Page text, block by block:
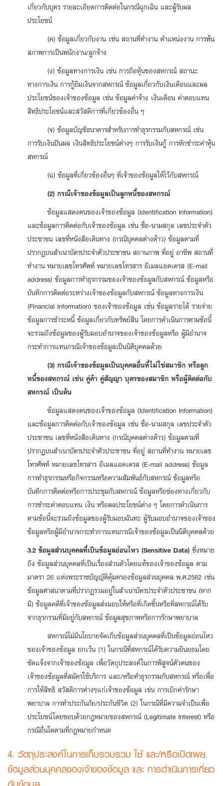
เกี่ยวกับบุตร รายละเอียดการติดต่อในกรณีฉุกเฉิน และผู้รับผล
ประโยชน์
(ค) ข้อมูลเกี่ยวกับงาน เช่น สถานที่ทำงาน ตำแหน่งงาน การพ้น
สภาพการเป็นพนักงาน/ลูกจ้าง
(ง) ข้อมูลทางการเงิน เช่น การถือหุ้นของสหกรณ์ สถานะ
ทางการเงิน การกู้ยืมเงินจากสหกรณ์ ข้อมูลเกี่ยวกับเงินเดือนและผล
ประโยชน์ของเจ้าของข้อมูล เช่น ข้อมูลค่าจ้าง เงินเดือน ค่าตอบแทน
สิทธิประโยชน์และสวัสดิการที่เกี่ยวข้องอื่น ๆ
(จ) ข้อมูลบัญชีธนาคารสำหรับการทำธุรกรรมกับสหกรณ์ เช่น
การรับเงินปันผล เงินสิทธิประโยชน์ต่างๆ การรับเงินกู้ การหักชำระค่าหุ้น
สหกรณ์
(ฉ) ข้อมูลที่เกี่ยวข้องอื่นๆ ที่เจ้าของข้อมูลให้ไว้กับสหกรณ์
(2) กรณีเจ้าของข้อมูลเป็นลูกหนี้ของสหกรณ์
ข้อมูลแสดงตนของเจ้าของข้อมูล (Identification Information)
และข้อมูลการติดต่อกับเจ้าของข้อมูล เช่น ชื่อ-นามสกุล เลขประจำตัว
ประชาชน เลขที่หนังสือเดินทาง (กรณีบุคคลต่างด้าว) ข้อมูลตามที่
ปรากฏบนสำเนาบัตรประจำตัวประชาชน สถานภาพ ที่อยู่ อาชีพ สถานที่
ทำงาน หมายเลขโทรศัพท์ หมายเลขโทรสาร อีเมลแอดเดรส (E-mail
address) ข้อมูลการทำธุรกรรมของเจ้าของข้อมูลกับสหกรณ์ ข้อมูลหรือ
บันทึกการติดต่อระหว่างเจ้าของข้อมูลกับสหกรณ์ ข้อมูลทางการเงิน
(Financial Information) ของเจ้าของข้อมูล เช่น ข้อมูลรายได้ รายจ่าย
ข้อมูลการชำระหนี้ ข้อมูลเกี่ยวกับทรัพย์สิน โดยการดำเนินการตามข้อนี้
จะรวมถึงข้อมูลของผู้รับมอบอำนาจของเจ้าของข้อมูลหรือ ผู้มีอำนาจ
กระทำการแทนกรณีเจ้าของข้อมูลเป็นนิติบุคคลด้วย
(3) กรณีเจ้าของข้อมูลเป็นบุคคลอื่นที่ไม่ใช่สมาชิก หรือลูก
หนี้ของสหกรณ์ เช่น คู่ค้า คู่สัญญา บุตรของสมาชิก หรือผู้ติดต่อกับ
สหกรณ์ เป็นต้น
ข้อมูลแสดงตนของเจ้าของข้อมูล (Identification Information)
และข้อมูลการติดต่อกับเจ้าของข้อมูล เช่น ชื่อ-นามสกุล เลขประจำตัว
ประชาชน เลขที่หนังสือเดินทาง (กรณีบุคคลต่างด้าว) ข้อมูลตามที่
ปรากฏบนสำเนาบัตรประจำตัวประชาชน ที่อยู่ สถานที่ทำงาน หมายเลข
โทรศัพท์ หมายเลขโทรสาร อีเมลแอดเดรส (E-mail address) ข้อมูล
การทำธุรกรรมหรือกิจกรรมหรือความสัมพันธ์กับสหกรณ์ ข้อมูลหรือ
บันทึกการติดต่อหรือการประชุมกับสหกรณ์ ข้อมูลหรือช่องทางเกี่ยวกับ
การชำระค่าตอบแทน เงิน หรือผลประโยชน์ต่าง ๆ โดยการดำเนินการ
ตามข้อนี้จะรวมถึงข้อมูลของผู้รับมอบฉันทะ ผู้รับมอบอำนาจของเจ้าของ
ข้อมูลหรือผู้มีอำนาจกระทำการแทนกรณีเจ้าของข้อมูลเป็นนิติบุคคลด้วย
3.2 ข้อมูลส่วนบุคคลที่เป็นข้อมูลอ่อนไหว (Sensitive Data) ซึ่งหมาย
ถึง ข้อมูลส่วนบุคคลที่เป็นเรื่องส่วนตัวโดยแท้ของเจ้าของข้อมูล ตาม
มาตรา 26 แห่งพระราชบัญญัติคุ้มครองข้อมูลส่วนบุคคล พ.ศ.2562 เช่น
ข้อมูลศาสนาตามที่ปรากฏรวมอยู่ในสำเนาบัตรประจำตัวประชาชน (หาก
มี) ข้อมูลคดีที่เจ้าของข้อมูลส่งมอบให้หรือที่เกิดขึ้นหรือที่สหกรณ์ได้รับ
จากธุรกรรมที่มีอยู่กับสหกรณ์ ข้อมูลสุขภาพหรือการรักษาพยาบาล
สหกรณ์ไม่มีนโยบายจัดเก็บข้อมูลส่วนบุคคลที่เป็นข้อมูลอ่อนไหว
ของเจ้าของข้อมูล ยกเว้น (1) ในกรณีที่สหกรณ์ได้รับความยินยอมโดย
ชัดแจ้งจากเจ้าของข้อมูล เพื่อวัตถุประสงค์ในการพิสูจน์ตัวตนของ
เจ้าของข้อมูลที่สมัครใช้บริการ และ/หรือทำธุรกรรมกับสหกรณ์ หรือเพื่อ
การให้สิทธิ สวัสดิการต่างๆแก่เจ้าของข้อมูล เช่น การเบิกค่ารักษา
พยาบาล การทำประกันภัย/ประกันชีวิต (2) ในกรณีที่มีความจำเป็นเพื่อ
ประโยชน์โดยชอบด้วยกฎหมายของสหกรณ์ (Legitimate Interest) หรือ
กรณีอื่นใดตามที่กฎหมายกำหนด
4. วัตถุประสงค์ในการเก็บรวบรวม ใช้ และ/หรือเปิดเผย
ข้อมูลส่วนบุคคลของเจ้าของข้อมูล และ การดำเนินการเกี่ยว